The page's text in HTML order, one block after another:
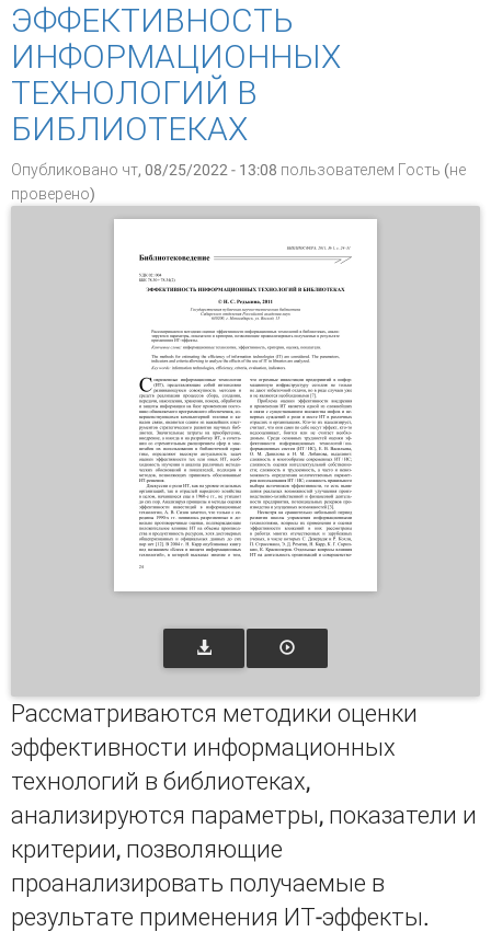
ЭФФЕКТИВНОСТЬ
ИНФОРМАЦИОННЫХ
ТЕХНОЛОГИЙ В
БИБЛИОТЕКАХ
Опубликовано чт, 08/25/2022 - 13:08 пользователем Гость (не
проверено)
Рассматриваются методики оценки
эффективности информационных
технологий в библиотеках,
анализируются параметры, показатели и
критерии, позволяющие
проанализировать получаемые в
результате применения ИТ-эффекты.